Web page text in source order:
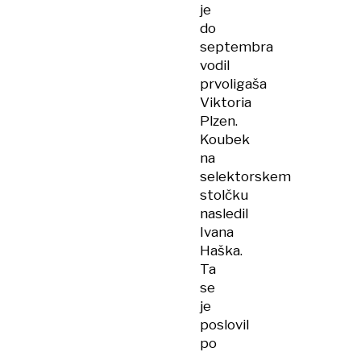
je
do
septembra
vodil
prvoligaša
Viktoria
Plzen.
Koubek
na
selektorskem
stolčku
nasledil
Ivana
Haška.
Ta
se
je
poslovil
po